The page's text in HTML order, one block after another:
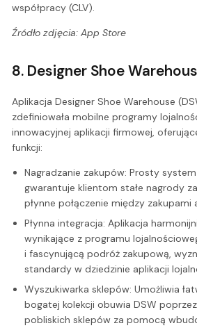
współpracy (CLV).
Źródło zdjęcia: App Store
8. Designer Shoe
Aplikacja Designer Shoe Warehouse
zdefiniowała mobilne programy
innowacyjnej aplikacji firmowej,
funkcji:
Nagradzanie zakupów: Prosty
gwarantuje klientom stałe nagrody
płynne połączenie między zakupami
Płynna integracja: Aplikacja
wynikające z programu
i fascynującą podróż zakupową,
standardy w dziedzinie aplikacji
Wyszukiwarka sklepów: Umożliwia
bogatej kolekcji obuwia DSW
pobliskich sklepów za pomocą